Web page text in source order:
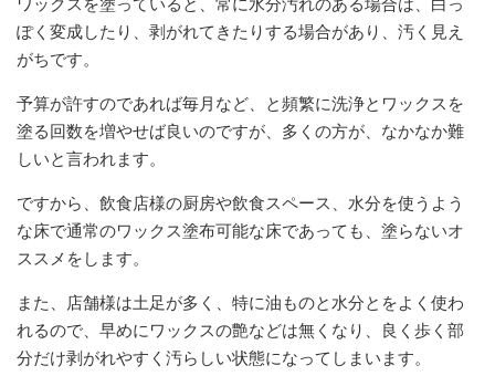
ワックスを塗っていると、常に水分汚れのある場合は、白っ
ぽく変成したり、剥がれてきたりする場合があり、汚く見え
がちです。
予算が許すのであれば毎月など、と頻繁に洗浄とワックスを
塗る回数を増やせば良いのですが、多くの方が、なかなか難
しいと言われます。
ですから、飲食店様の厨房や飲食スペース、水分を使うよう
な床で通常のワックス塗布可能な床であっても、塗らないオ
ススメをします。
また、店舗様は土足が多く、特に油ものと水分とをよく使わ
れるので、早めにワックスの艶などは無くなり、良く歩く部
分だけ剥がれやすく汚らしい状態になってしまいます。